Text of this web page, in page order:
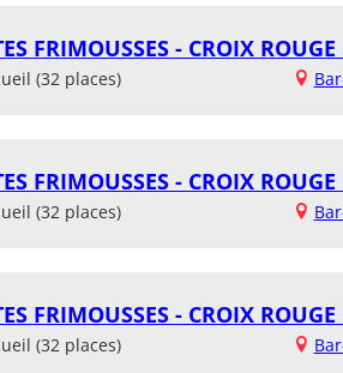
FRIMOUSSES - CROIX
(32 places)
FRIMOUSSES - CROIX
(32 places)
FRIMOUSSES - CROIX
(32 places)